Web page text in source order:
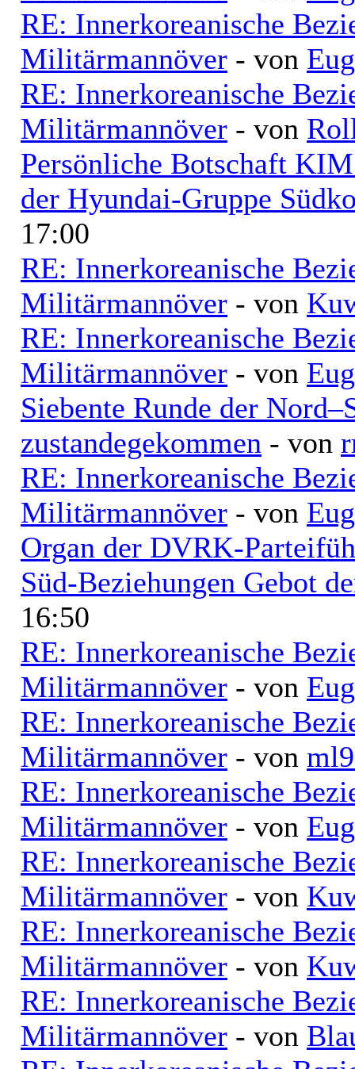
RE: Innerkoreanische
Militärmannöver - von
RE: Innerkoreanische
Militärmannöver - von
Persönliche Botschaft
der Hyundai-Gruppe
17:00
RE: Innerkoreanische
Militärmannöver - von
RE: Innerkoreanische
Militärmannöver - von
Siebente Runde der
zustandegekommen - von
RE: Innerkoreanische
Militärmannöver - von
Organ der DVRK-
Süd-Beziehungen Gebot
16:50
RE: Innerkoreanische
Militärmannöver - von
RE: Innerkoreanische
Militärmannöver - von
RE: Innerkoreanische
Militärmannöver - von
RE: Innerkoreanische
Militärmannöver - von
RE: Innerkoreanische
Militärmannöver - von
RE: Innerkoreanische
Militärmannöver - von